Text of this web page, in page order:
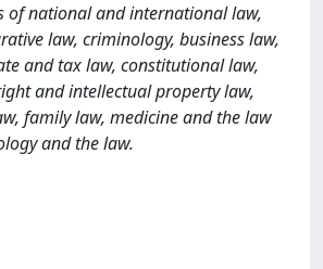
of national and international law,
law, criminology, business law,
and tax law, constitutional law,
and intellectual property law,
family law, medicine and the law
and the law.